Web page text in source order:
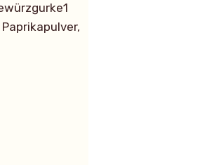
Paprikapulver,